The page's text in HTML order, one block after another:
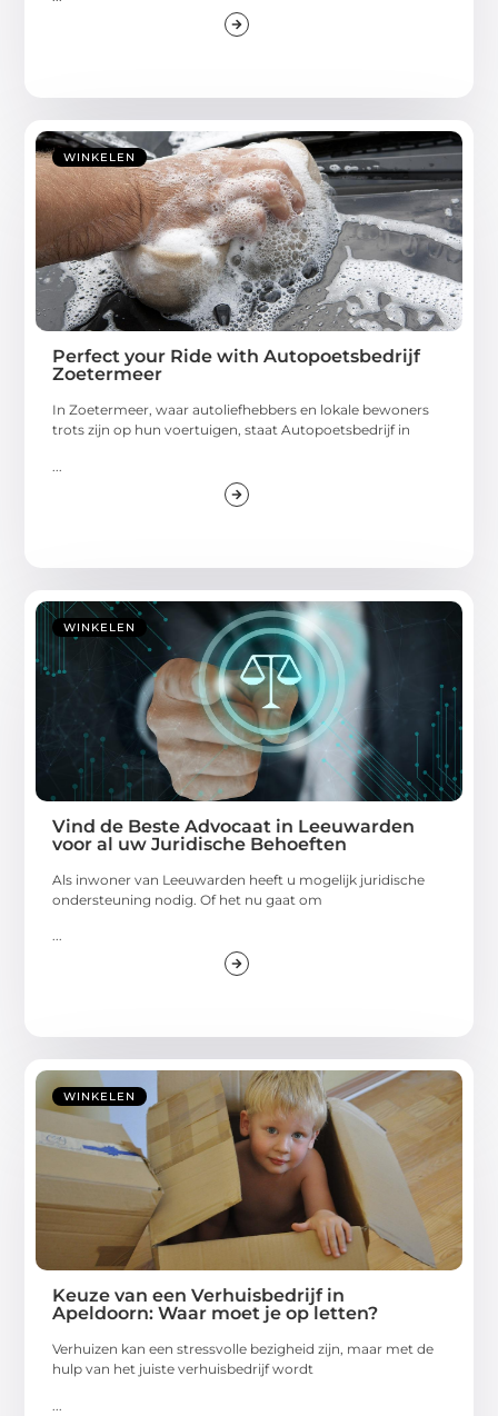
WINKELEN
Perfect your Ride with Autopoetsbedrijf
Zoetermeer
In Zoetermeer, waar autoliefhebbers en lokale bewoners
trots zijn op hun voertuigen, staat Autopoetsbedrijf in
WINKELEN
Vind de Beste Advocaat in Leeuwarden
voor al uw Juridische Behoeften
Als inwoner van Leeuwarden heeft u mogelijk juridische
ondersteuning nodig. Of het nu gaat om
...
WINKELEN
Keuze van een Verhuisbedrijf in
Apeldoorn: Waar moet je op letten?
Verhuizen kan een stressvolle bezigheid zijn, maar met de
hulp van het juiste verhuisbedrijf wordt